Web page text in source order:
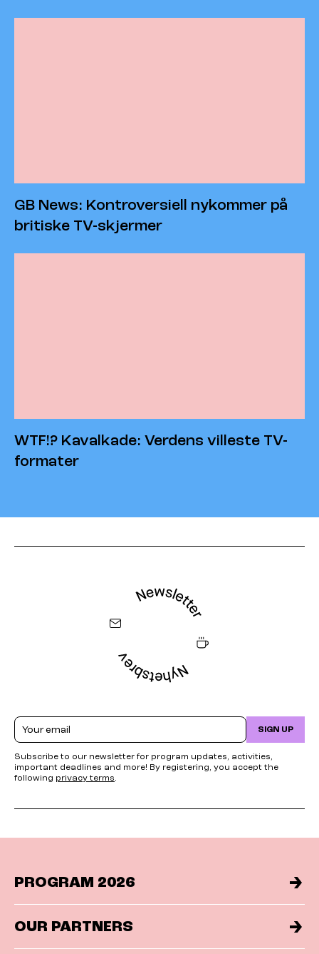
GB News: Kontroversiell nykommer på
britiske TV-skjermer
WTF!? Kavalkade: Verdens villeste TV-
formater
Email SIGN UP
Subscribe to our newsletter for program updates, activities,
important deadlines and more! By registering, you accept the
following privacy terms.
PROGRAM 2026
OUR PARTNERS